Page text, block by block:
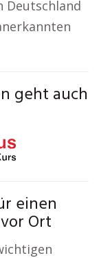
Deutschland
geht auch
einen
Ort